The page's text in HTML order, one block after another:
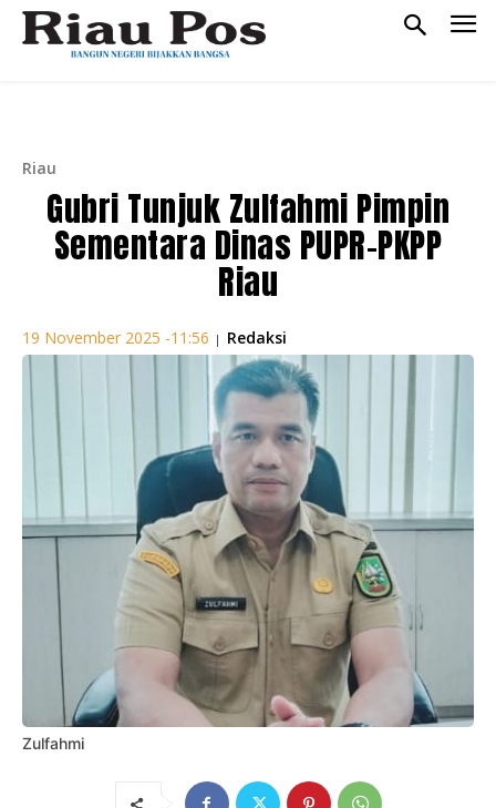
Riau
Gubri Tunjuk Zulfahmi Pimpin
Sementara Dinas PUPR-PKPP
Riau
19 November 2025 -11:56 | Redaksi
Zulfahmi